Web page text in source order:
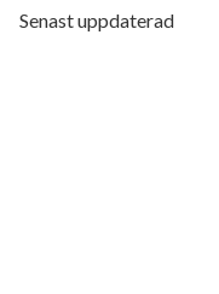
Senast uppdaterad